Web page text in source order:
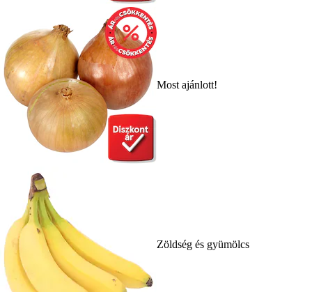
Most ajánlott!
Zöldség és gyümölcs